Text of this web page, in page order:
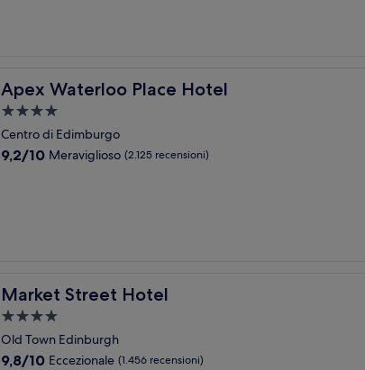
Apex Waterloo Place Hotel
Apex Waterloo Place Hotel
Struttura
a
4.0
Centro di Edimburgo
9.2
9,2/10 Meraviglioso (2.125 recensioni)
Market Street Hotel
Market Street Hotel
Struttura
a
4.0
Old Town Edinburgh
9.8
9,8/10 Eccezionale (1.456 recensioni)